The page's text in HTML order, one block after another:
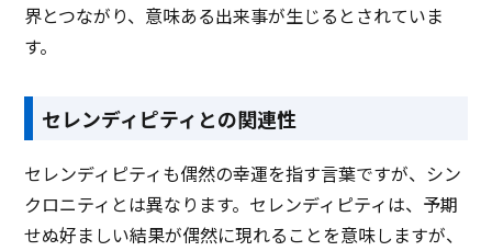
界とつながり、意味ある出来事が生じるとされていま
す。
セレンディピティとの関連性
セレンディピティも偶然の幸運を指す言葉ですが、シン
クロニティとは異なります。セレンディピティは、予期
せぬ好ましい結果が偶然に現れることを意味しますが、